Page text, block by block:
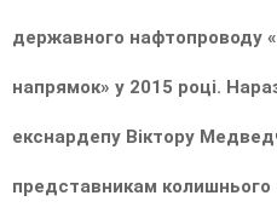
державного нафтопроводу
напрямок» у 2015 році.
екснардепу Віктору
представникам